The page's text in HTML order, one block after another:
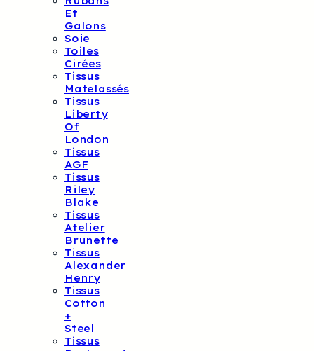
Et
Galons
Soie
Toiles
Cirées
Tissus
Matelassés
Tissus
Liberty
Of
London
Tissus
AGF
Tissus
Riley
Blake
Tissus
Atelier
Brunette
Tissus
Alexander
Henry
Tissus
Cotton
+
Steel
Tissus